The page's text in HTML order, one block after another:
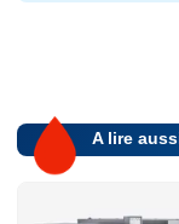
A lire